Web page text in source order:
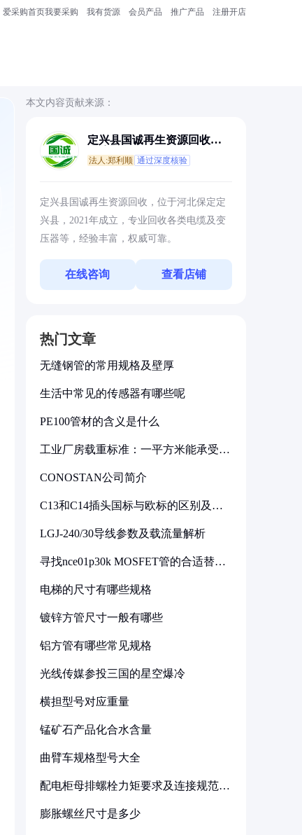
爱采购首页我要采购 我有货源 会员产品 推广产品 注册开店
本文内容贡献来源：
定兴县国诚再生资源回收有
法人:郑利顺 通过深度核验
定兴县国诚再生资源回收，位于河北保定定
兴县，2021年成立，专业回收各类电缆及变
压器等，经验丰富，权威可靠。
在线咨询 查看店铺
热门文章
无缝钢管的常用规格及壁厚
生活中常见的传感器有哪些呢
PE100管材的含义是什么
工业厂房载重标准：一平方米能承受多
CONOSTAN公司简介
C13和C14插头国标与欧标的区别及其
LGJ-240/30导线参数及载流量解析
寻找nce01p30k MOSFET管的合适替代
电梯的尺寸有哪些规格
镀锌方管尺寸一般有哪些
铝方管有哪些常见规格
光线传媒参投三国的星空爆冷
横担型号对应重量
锰矿石产品化合水含量
曲臂车规格型号大全
配电柜母排螺栓力矩要求及连接规范详
膨胀螺丝尺寸是多少